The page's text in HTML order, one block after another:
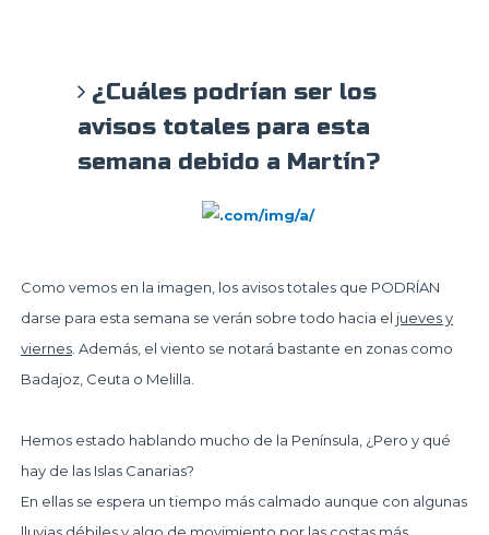
¿Cuáles podrían ser los
avisos totales para esta
semana debido a Martín?
Como vemos en la imagen , los avisos totales que PODRÍAN
darse para esta semana se verán sobre todo hacia el jueves y
viernes. Además, el viento se notará bastante en zonas como
Badajoz, Ceuta o Melilla.
Hemos estado hablando mucho de la Península, ¿Pero y qué
hay de las Islas Canarias?
En ellas se espera un tiempo más calmado aunque con algunas